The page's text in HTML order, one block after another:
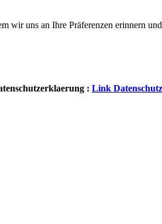
wir uns an Ihre Präferenzen erinnern
: Link